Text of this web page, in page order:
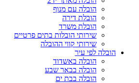
הובלה עם מנוף
הובלת דירה
הובלת משרד
שירותי הובלות בתים פרטיים
שירותי קווי ההובלה
הובלה לפי עיר
הובלה באשדוד
הובלה בבאר שבע
הובלה בבת ים